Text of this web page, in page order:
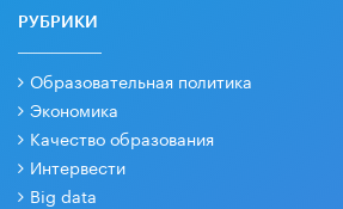
РУБРИКИ
Образовательная политика
Экономика
Качество образования
Интервести
Big data